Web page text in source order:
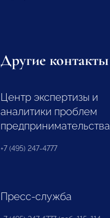
Другие контакты
Центр экспертизы и
аналитики проблем
предпринимательства
+7 (495) 247-4777
Пресс-служба